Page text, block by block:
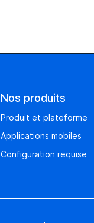
Nos produits
Produit et plateforme
Applications mobiles
Configuration requise